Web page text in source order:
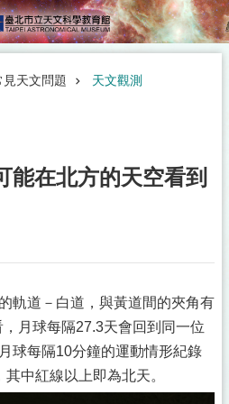
見天文問題 天文觀測
能在北方的天空看到
軌道－白道，與黃道間的夾角有
月球每隔27.3天會回到同一位
球每隔10分鐘的運動情形紀錄
中紅線以上即為北天。